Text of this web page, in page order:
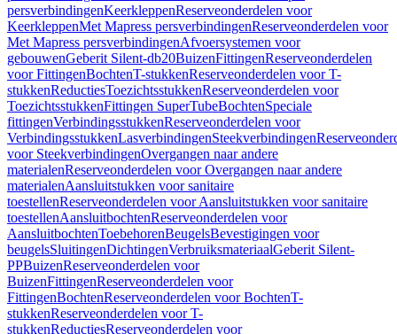
persverbindingenKeerkleppenReserveonderdelen voor
KeerkleppenMet Mapress persverbindingenReserveonderdelen voor
Met Mapress persverbindingenAfvoersystemen voor
gebouwenGeberit Silent-db20BuizenFittingenReserveonderdelen
voor FittingenBochtenT-stukkenReserveonderdelen voor T-
stukkenReductiesToezichtsstukkenReserveonderdelen voor
ToezichtsstukkenFittingen SuperTubeBochtenSpeciale
fittingenVerbindingsstukkenReserveonderdelen voor
VerbindingsstukkenLasverbindingenSteekverbindingen
voor SteekverbindingenOvergangen naar andere
materialenReserveonderdelen voor Overgangen naar andere
materialenAansluitstukken voor sanitaire
toestellenReserveonderdelen voor Aansluitstukken voor sanitaire
toestellenAansluitbochtenReserveonderdelen voor
AansluitbochtenToebehorenBeugelsBevestigingen voor
beugelsSluitingenDichtingenVerbruiksmateriaalGeberit Silent-
PPBuizenReserveonderdelen voor
BuizenFittingenReserveonderdelen voor
FittingenBochtenReserveonderdelen voor BochtenT-
stukkenReserveonderdelen voor T-
stukkenReductiesReserveonderdelen voor